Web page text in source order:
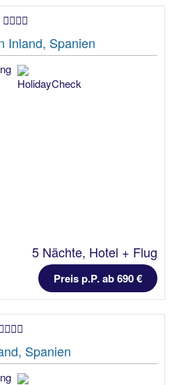
Inland, Spanien
5 Nächte, Hotel + Flug
Preis p.P. ab 690 €
Spanien